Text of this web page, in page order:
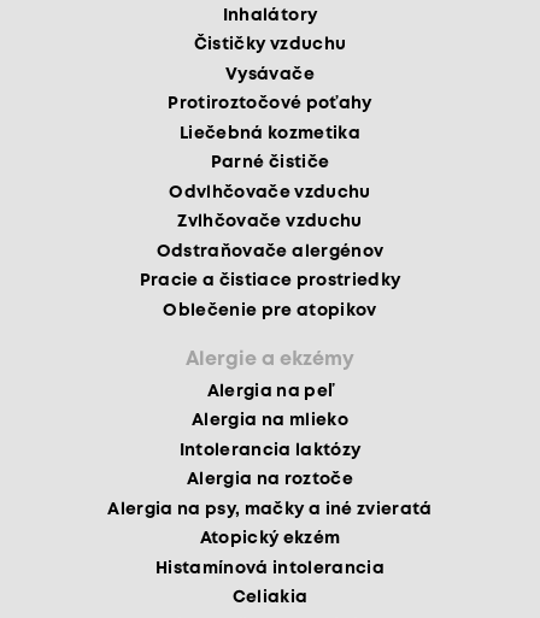
Inhalátory
Čističky vzduchu
Vysávače
Protiroztočové poťahy
Liečebná kozmetika
Parné čističe
Odvlhčovače vzduchu
Zvlhčovače vzduchu
Odstraňovače alergénov
Pracie a čistiace prostriedky
Oblečenie pre atopikov
Alergie a ekzémy
Alergia na peľ
Alergia na mlieko
Intolerancia laktózy
Alergia na roztoče
Alergia na psy, mačky a iné zvieratá
Atopický ekzém
Histamínová intolerancia
Celiakia